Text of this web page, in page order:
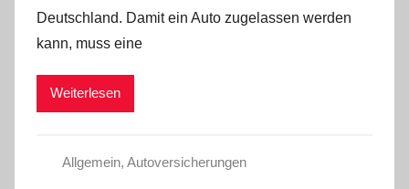
Deutschland. Damit ein Auto zugelassen werden
kann, muss eine
Weiterlesen
Allgemein, Autoversicherungen